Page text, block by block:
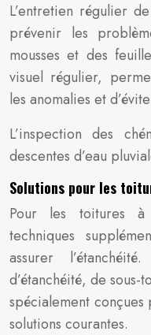
L’entretien régulier
prévenir les
mousses et des
visuel régulier,
les anomalies et
L’inspection des
descentes d’eau
Solutions pour les
Pour les toitures
techniques
assurer
d’étanchéité, de
spécialement
solutions courantes.